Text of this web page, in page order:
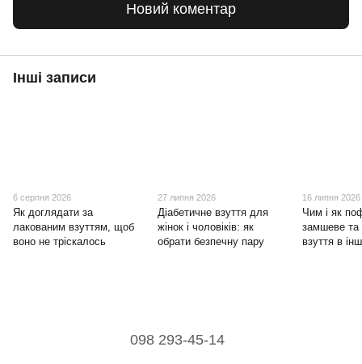
Новий коментар
Інші записи
6 серпня 2026
Як доглядати за
лакованим взуттям, щоб
воно не тріскалось
27 липня 2026
Діабетичне взуття для
жінок і чоловіків: як
обрати безпечну пару
16 липня 2026
Чим і як
замшеве та
взуття в
098 293-45-14